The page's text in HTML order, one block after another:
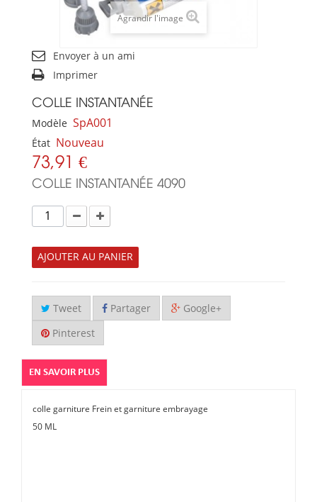
Agrandir l'image
Envoyer à un ami
Imprimer
COLLE INSTANTANÉE
Modèle SpA001
État Nouveau
73,91 €
COLLE INSTANTANÉE 4090
AJOUTER AU PANIER
Tweet Partager Google+
Pinterest
EN SAVOIR PLUS
colle garniture Frein et garniture embrayage
50 ML